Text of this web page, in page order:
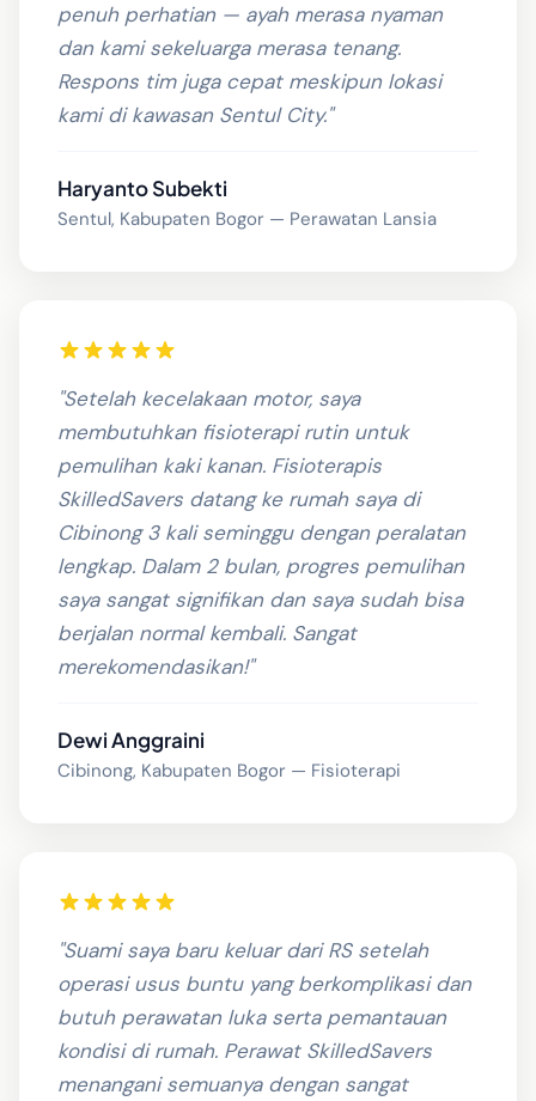
penuh perhatian — ayah merasa nyaman
dan kami sekeluarga merasa tenang.
Respons tim juga cepat meskipun lokasi
kami di kawasan Sentul City."
Haryanto Subekti
Sentul, Kabupaten Bogor — Perawatan Lansia
"Setelah kecelakaan motor, saya
membutuhkan fisioterapi rutin untuk
pemulihan kaki kanan. Fisioterapis
SkilledSavers datang ke rumah saya di
Cibinong 3 kali seminggu dengan peralatan
lengkap. Dalam 2 bulan, progres pemulihan
saya sangat signifikan dan saya sudah bisa
berjalan normal kembali. Sangat
merekomendasikan!"
Dewi Anggraini
Cibinong, Kabupaten Bogor — Fisioterapi
"Suami saya baru keluar dari RS setelah
operasi usus buntu yang berkomplikasi dan
butuh perawatan luka serta pemantauan
kondisi di rumah. Perawat SkilledSavers
menangani semuanya dengan sangat